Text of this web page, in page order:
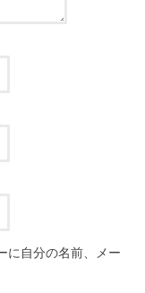
に自分の名前、メー